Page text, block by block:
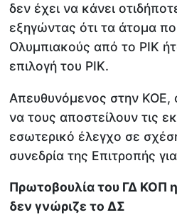
δεν έχει να κάνει
εξηγώντας ότι τα άτομα
Ολυμπιακούς από το ΡΙΚ
επιλογή του ΡΙΚ.
Απευθυνόμενος στην ΚΟΕ,
να τους αποστείλουν τις
εσωτερικό έλεγχο σε
συνεδρία της Επιτροπής
Πρωτοβουλία του ΓΔ ΚΟΠ
δεν γνώριζε το ΔΣ